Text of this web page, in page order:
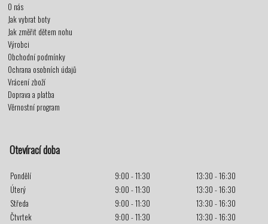
O nás
Jak vybrat boty
Jak změřit dětem nohu
Výrobci
Obchodní podmínky
Ochrana osobních údajů
Vrácení zboží
Doprava a platba
Věrnostní program
Otevírací doba
Pondělí 9:00 - 11:30
13:30 - 16:30
Úterý
9:00 - 11:30
13:30 - 16:30
Středa
9:00 - 11:30
13:30 - 16:30
Čtvrtek
9:00 - 11:30
13:30 - 16:30